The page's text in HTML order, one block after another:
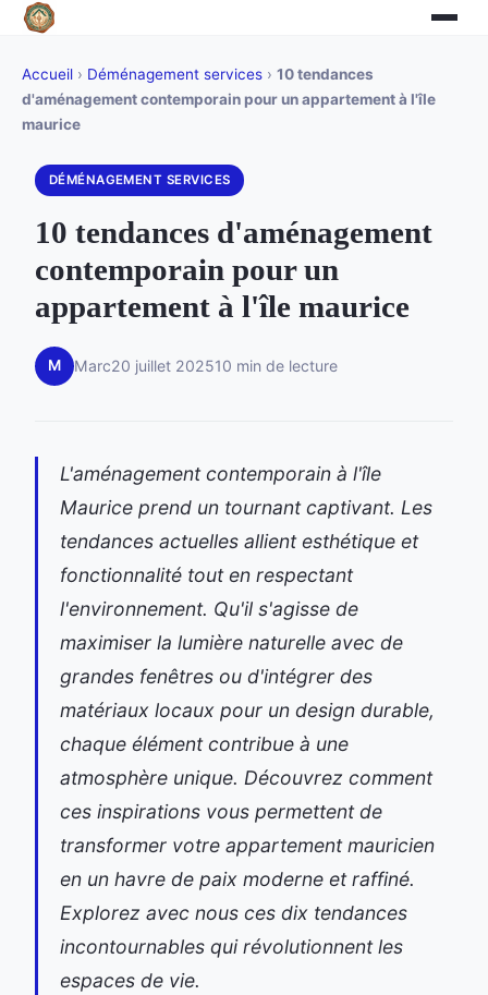
Accueil › Déménagement services › 10 tendances
d'aménagement contemporain pour un appartement à l'île
maurice
DÉMÉNAGEMENT SERVICES
10 tendances d'aménagement
contemporain pour un
appartement à l'île maurice
M Marc20 juillet 202510 min de lecture
L'aménagement contemporain à l'île
Maurice prend un tournant captivant. Les
tendances actuelles allient esthétique et
fonctionnalité tout en respectant
l'environnement. Qu'il s'agisse de
maximiser la lumière naturelle avec de
grandes fenêtres ou d'intégrer des
matériaux locaux pour un design durable,
chaque élément contribue à une
atmosphère unique. Découvrez comment
ces inspirations vous permettent de
transformer votre appartement mauricien
en un havre de paix moderne et raffiné.
Explorez avec nous ces dix tendances
incontournables qui révolutionnent les
espaces de vie.